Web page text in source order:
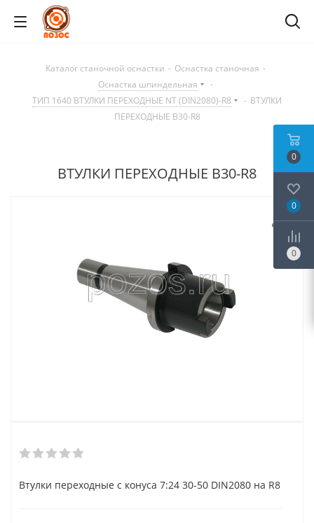
Каталог станочной оснастки - Оснастка станочная -
Оснастка шпиндельная
-
ТИП 1640 ВТУЛКИ ПЕРЕХОДНЫЕ NT (DIN2080)-R8
- ВТУЛКИ
ПЕРЕХОДНЫЕ B30-R8
ВТУЛКИ ПЕРЕХОДНЫЕ B30-R8
Втулки переходные с конуса 7:24 30-50 DIN2080 на R8
0
0
0